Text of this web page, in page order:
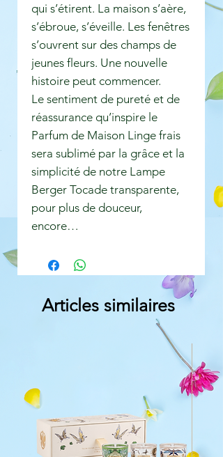
qui s’étirent. La maison s’aère,
s’ébroue, s’éveille. Les fenêtres
s’ouvrent sur des champs de
jeunes fleurs. Une nouvelle
histoire peut commencer.
Le sentiment de pureté et de
réassurance qu’inspire le
Parfum de Maison Linge frais
sera sublimé par la grâce et la
simplicité de notre Lampe
Berger Tocade transparente,
pour plus de douceur,
encore…
Articles similaires